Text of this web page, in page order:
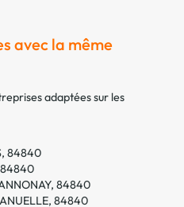
avec la même
adaptées sur les
84840
84840
84840
84840